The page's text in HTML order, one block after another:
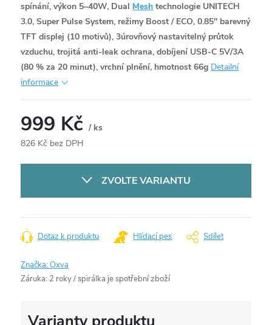
spínání, výkon 5–40W, Dual Mesh technologie UNITECH
3.0, Super Pulse System, režimy Boost / ECO, 0.85" barevný
TFT displej (10 motivů), 3úrovňový nastavitelný průtok
vzduchu, trojitá anti-leak ochrana, dobíjení USB-C 5V/3A
(80 % za 20 minut), vrchní plnění, hmotnost 66g Detailní
informace
999 Kč/ ks
826 Kč bez DPH
ZVOLTE VARIANTU
Dotaz k produktu Hlídací pes Sdílet
Značka:Oxva
Záruka: 2 roky / spirálka je spotřební zboží